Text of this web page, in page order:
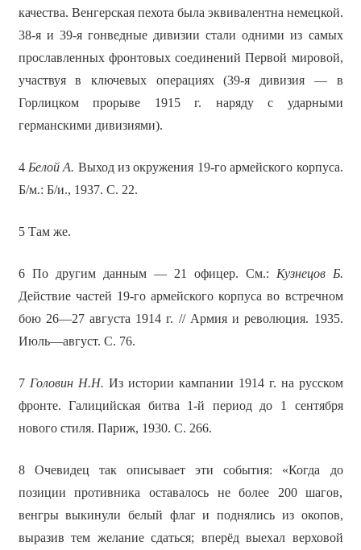
качества. Венгерская пехота была эквивалентна немецкой.
38-я и 39-я гонведные дивизии стали одними из самых
прославленных фронтовых соединений Первой мировой,
участвуя в ключевых операциях (39-я дивизия — в
Горлицком прорыве 1915 г. наряду с ударными
германскими дивизиями).
4 Белой А. Выход из окружения 19-го армейского корпуса.
Б/м.: Б/и., 1937. С. 22.
5 Там же.
6 По другим данным — 21 офицер. См.: Кузнецов Б.
Действие частей 19-го армейского корпуса во встречном
бою 26—27 августа 1914 г. // Армия и революция. 1935.
Июль—август. С. 76.
7 Головин Н.Н. Из истории кампании 1914 г. на русском
фронте. Галицийская битва 1-й период до 1 сентября
нового стиля. Париж, 1930. С. 266.
8 Очевидец так описывает эти события: «Когда до
позиции противника оставалось не более 200 шагов,
венгры выкинули белый флаг и поднялись из окопов,
выразив тем желание сдаться; вперёд выехал верховой